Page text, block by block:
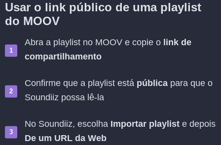
Usar o link público de uma playlist
do MOOV
Abra a playlist no MOOV e copie o link de
compartilhamento
Confirme que a playlist está pública para que o
Soundiiz possa lê-la
No Soundiiz, escolha Importar playlist e depois
De um URL da Web